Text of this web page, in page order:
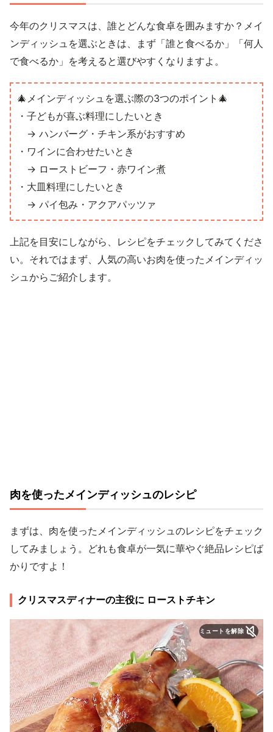
今年のクリスマスは、誰とどんな食卓を囲みますか？メイ
ンディッシュを選ぶときは、まず「誰と食べるか」「何人
で食べるか」を考えると選びやすくなりますよ。
🎄メインディッシュを選ぶ際の3つのポイント🎄
・子どもが喜ぶ料理にしたいとき
→ ハンバーグ・チキン系がおすすめ
・ワインに合わせたいとき
→ ローストビーフ・赤ワイン煮
・大皿料理にしたいとき
→ パイ包み・アクアパッツァ
上記を目安にしながら、レシピをチェックしてみてくださ
い。それではまず、人気の高いお肉を使ったメインディッ
シュからご紹介します。
肉を使ったメインディッシュのレシピ
まずは、肉を使ったメインディッシュのレシピをチェック
してみましょう。どれも食卓が一気に華やぐ絶品レシピば
かりですよ！
クリスマスディナーの主役に ローストチキン
ミュートを解除